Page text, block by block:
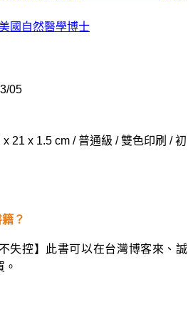
國自然醫學博士
05
21 x 1.5 cm / 普通級 / 雙色印刷 / 初
？
失控】此書可以在台灣博客來、誠